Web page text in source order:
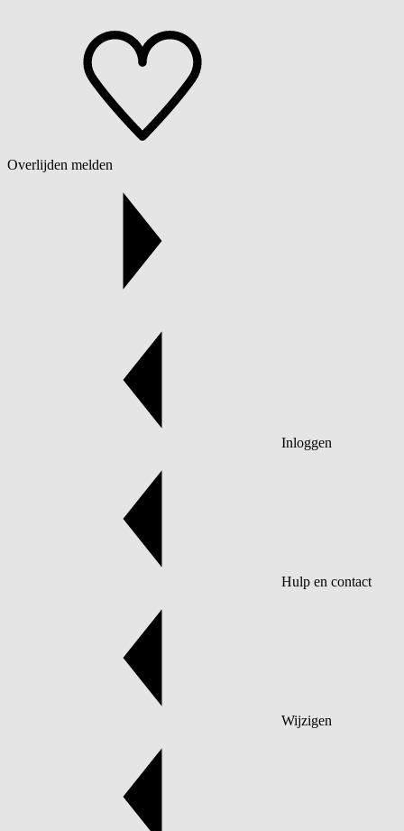
Overlijden melden
Inloggen
Hulp en contact
Wijzigen